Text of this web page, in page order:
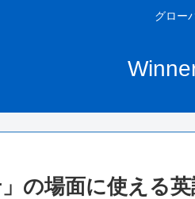
グロー
の場面に使える